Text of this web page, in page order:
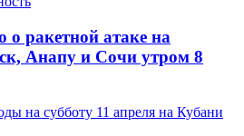
о ракетной атаке на
Анапу и Сочи утром 8